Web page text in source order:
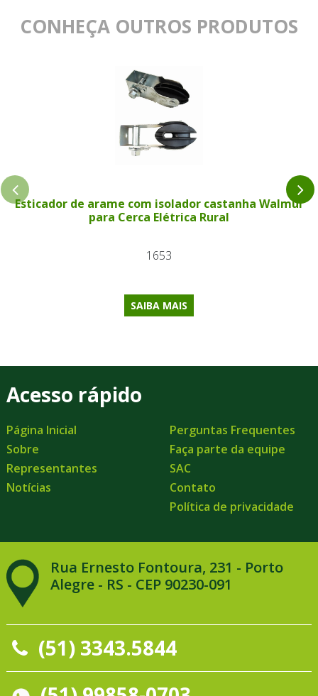
CONHEÇA OUTROS PRODUTOS
Esticador de arame com isolador castanha Walmur
para Cerca Elétrica Rural
1653
SAIBA MAIS
Acesso rápido
Página Inicial
Sobre
Representantes
Notícias
Perguntas Frequentes
Faça parte da equipe
SAC
Contato
Política de privacidade
Rua Ernesto Fontoura, 231 - Porto
Alegre - RS - CEP 90230-091
(51) 3343.5844